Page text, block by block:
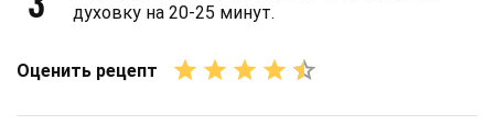
духовку на 20-25 минут.
Оценить рецепт